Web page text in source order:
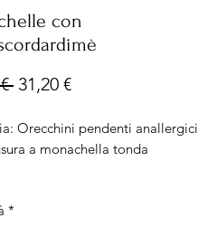
con
€ Prezzo
31,20 €Prezzo
Orecchini pendenti anallergici
a monachella tonda
ciondolo 12mm
*